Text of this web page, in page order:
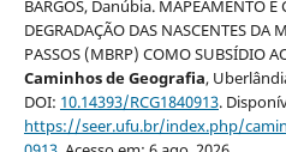
BARGOS, Danúbia. MAPEAMENTO E
DEGRADAÇÃO DAS NASCENTES DA
PASSOS (MBRP) COMO SUBSÍDIO
Caminhos de Geografia,
DOI: 10.14393/RCG1840913.
https://seer.ufu.br/index.php/